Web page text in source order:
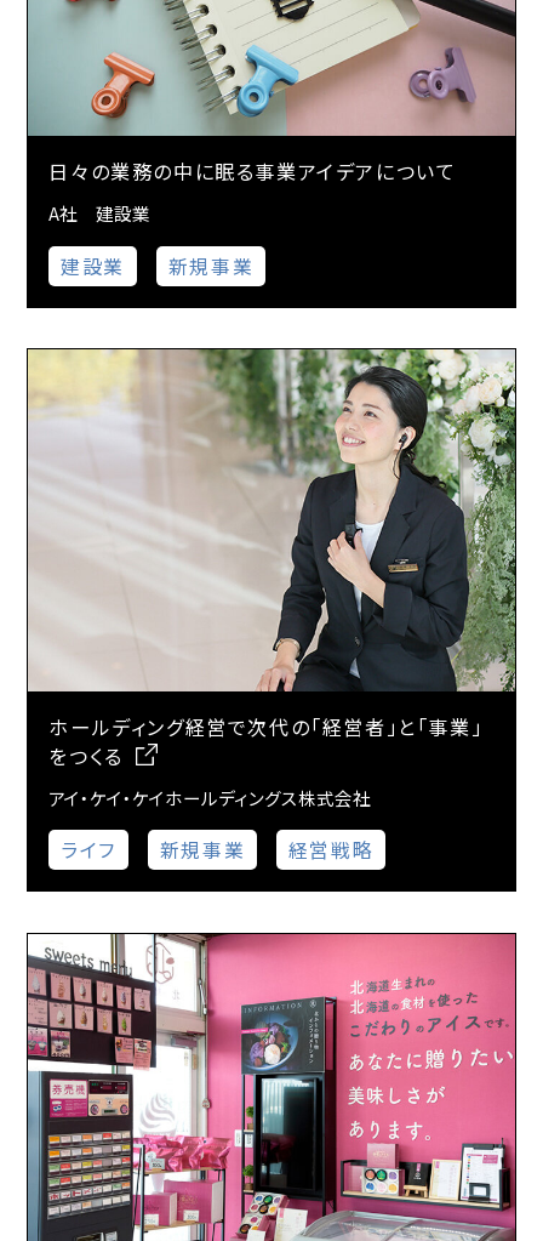
日々の業務の中に眠る事業アイデアについて
A社 建設業
建設業 新規事業
ホールディング経営で次代の「経営者」と「事業」
をつくる
アイ・ケイ・ケイホールディングス株式会社
ライフ 新規事業 経営戦略